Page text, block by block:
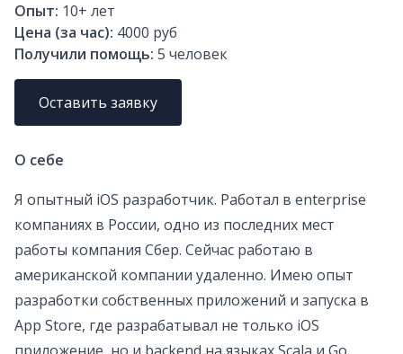
Опыт: 10+ лет
Цена (за час): 4000 руб
Получили помощь: 5 человек
Оставить заявку
О себе
Я опытный iOS разработчик. Работал в enterprise
компаниях в России, одно из последних мест
работы компания Сбер. Сейчас работаю в
американской компании удаленно. Имею опыт
разработки собственных приложений и запуска в
App Store, где разрабатывал не только iOS